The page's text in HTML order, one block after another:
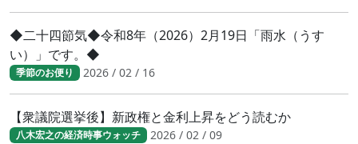
◆二十四節気◆令和8年（2026）2月19日「雨水（うす
い）」です。◆
季節のお便り 2026 / 02 / 16
【衆議院選挙後】新政権と金利上昇をどう読むか
八木宏之の経済時事ウォッチ 2026 / 02 / 09